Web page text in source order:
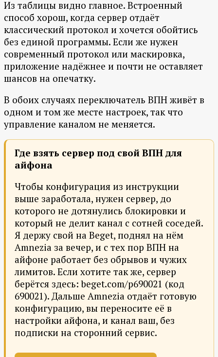
Из таблицы видно главное. Встроенный
способ хорош, когда сервер отдаёт
классический протокол и хочется обойтись
без единой программы. Если же нужен
современный протокол или маскировка,
приложение надёжнее и почти не оставляет
шансов на опечатку.
В обоих случаях переключатель ВПН живёт в
одном и том же месте настроек, так что
управление каналом не меняется.
Где взять сервер под свой ВПН для
айфона
Чтобы конфигурация из инструкции
выше заработала, нужен сервер, до
которого не дотянулись блокировки и
который не делит канал с сотней соседей.
Я держу свой на Beget, поднял на нём
Amnezia за вечер, и с тех пор ВПН на
айфоне работает без обрывов и чужих
лимитов. Если хотите так же, сервер
берётся здесь: beget.com/p690021 (код
690021). Дальше Amnezia отдаёт готовую
конфигурацию, вы переносите её в
настройки айфона, и канал ваш, без
подписки на сторонний сервис.